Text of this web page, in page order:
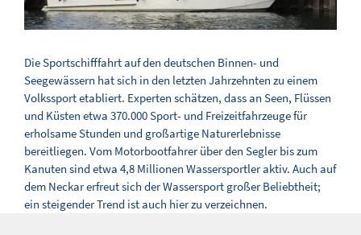
Die Sportschifffahrt auf den deutschen Binnen- und
Seegewässern hat sich in den letzten Jahrzehnten zu einem
Volkssport etabliert. Experten schätzen, dass an Seen, Flüssen
und Küsten etwa 370.000 Sport- und Freizeitfahrzeuge für
erholsame Stunden und großartige Naturerlebnisse
bereitliegen. Vom Motorbootfahrer über den Segler bis zum
Kanuten sind etwa 4,8 Millionen Wassersportler aktiv. Auch auf
dem Neckar erfreut sich der Wassersport großer Beliebtheit;
ein steigender Trend ist auch hier zu verzeichnen.